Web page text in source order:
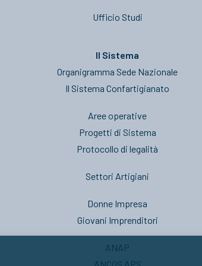
Ufficio Studi
Il Sistema
Organigramma Sede Nazionale
Il Sistema Confartigianato
Aree operative
Progetti di Sistema
Protocollo di legalità
Settori Artigiani
Donne Impresa
Giovani Imprenditori
ANAP